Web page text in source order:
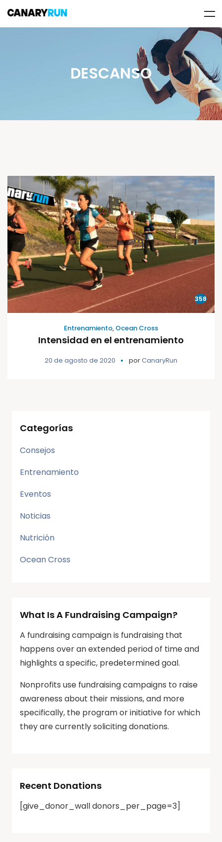
DESCANSO
358
Entrenamiento, Ocean Cross
Intensidad en el entrenamiento
20 de agosto de 2020 porCanaryRun
Categorías
Consejos
Entrenamiento
Eventos
Noticias
Nutrición
Ocean Cross
What Is A Fundraising Campaign?
A fundraising campaign is fundraising that
happens over an extended period of time and
highlights a specific, predetermined goal.
Nonprofits use fundraising campaigns to raise
awareness about their missions, and more
specifically, the program or initiative for which
they are currently soliciting donations.
Recent Donations
[give_donor_wall donors_per_page=3]